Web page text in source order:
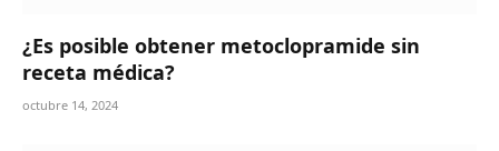
¿Es posible obtener metoclopramide sin
receta médica?
octubre 14, 2024